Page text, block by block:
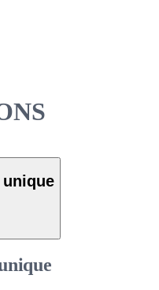
unique